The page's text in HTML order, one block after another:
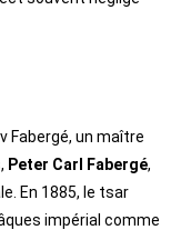
Fabergé, un maître
Peter Carl Fabergé,
En 1885, le tsar
impérial comme